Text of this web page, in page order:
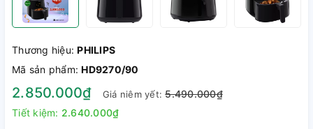
Thương hiệu:PHILIPS
Mã sản phẩm:HD9270/90
2.850.000₫ Giá niêm yết:5.490.000₫
Tiết kiệm: 2.640.000₫